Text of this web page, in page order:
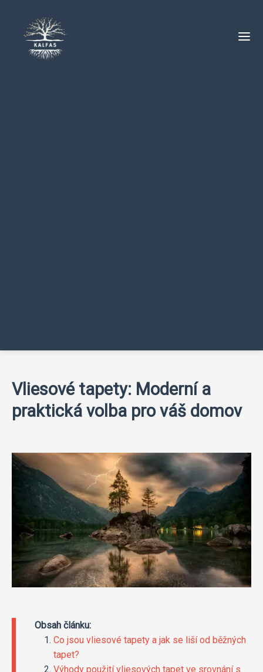
Vliesové tapety: Moderní a
praktická volba pro váš domov
Obsah článku:
Co jsou vliesové tapety a jak se liší od běžných
tapet?
Výhody použití vliesových tapet ve srovnání s